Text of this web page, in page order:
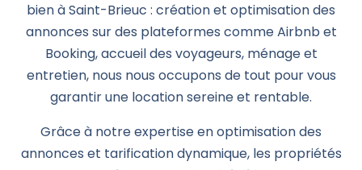
bien à Saint-Brieuc : création et optimisation des
annonces sur des plateformes comme Airbnb et
Booking, accueil des voyageurs, ménage et
entretien, nous nous occupons de tout pour vous
garantir une location sereine et rentable.
Grâce à notre expertise en optimisation des
annonces et tarification dynamique, les propriétés